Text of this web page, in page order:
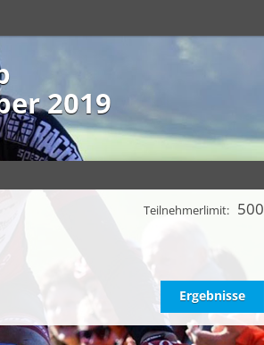
2019
Teilnehmerlimit: 500
Ergebnisse